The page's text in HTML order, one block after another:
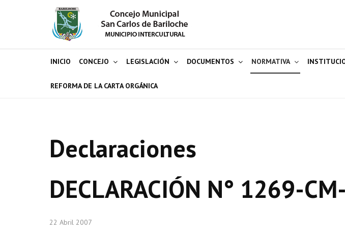
INICIO CONCEJO LEGISLACIÓN DOCUMENTOS NORMATIVA
REFORMA DE LA CARTA ORGÁNICA
Declaraciones
DECLARACIÓN N° 1269-
22 Abril 2007